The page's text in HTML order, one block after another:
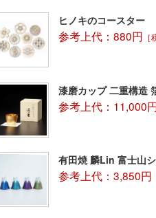
ヒノキのコースター
参考上代：880円 ［
漆磨カップ 二重構造
参考上代：11,000
有田焼 麟Lin 富士山
参考上代：3,850円